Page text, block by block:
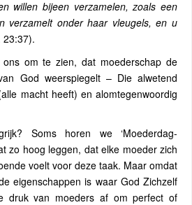
willen bijeen verzamelen, zoals een
verzamelt onder haar vleugels, en u
om te zien, dat moederschap de
God weerspiegelt – Die alwetend
macht heeft) en alomtegenwoordig
Soms horen we ‘Moederdag-
zo hoog leggen, dat elke moeder zich
voelt voor deze taak. Maar omdat
eigenschappen is waar God Zichzelf
druk van moeders af om perfect of